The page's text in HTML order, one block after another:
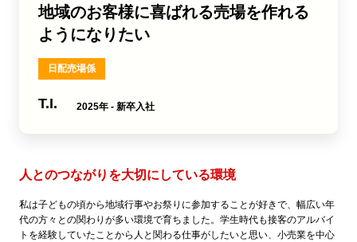
地域のお客様に喜ばれる売場を作れる
ようになりたい
日配売場係
T.I. 2025年 - 新卒入社
人とのつながりを大切にしている環境
私は子どもの頃から地域行事やお祭りに参加することが好きで、幅広い年
代の方々との関わりが多い環境で育ちました。学生時代も接客のアルバイ
トを経験していたことから人と関わる仕事がしたいと思い、小売業を中心